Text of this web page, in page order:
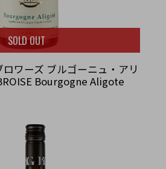
SOLD OUT
ワーズ ブルゴーニュ・アリ
Bourgogne Aligote